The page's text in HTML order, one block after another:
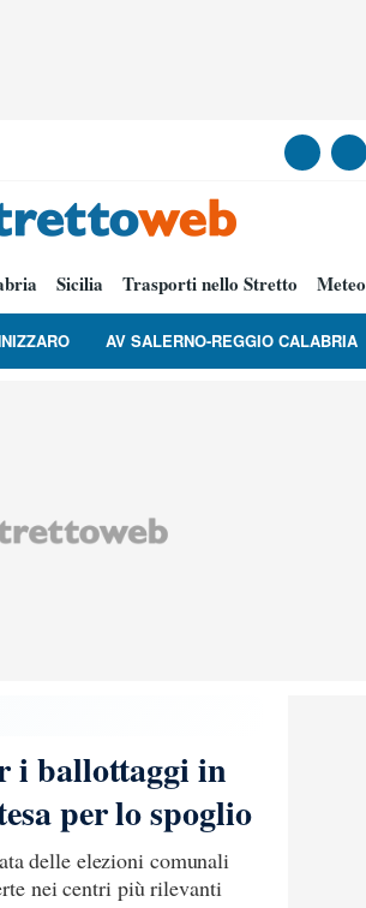
Sicilia Trasporti nello Stretto Meteo
AV SALERNO-REGGIO CALABRIA
i ballottaggi in
per lo spoglio
delle elezioni comunali
nei centri più rilevanti